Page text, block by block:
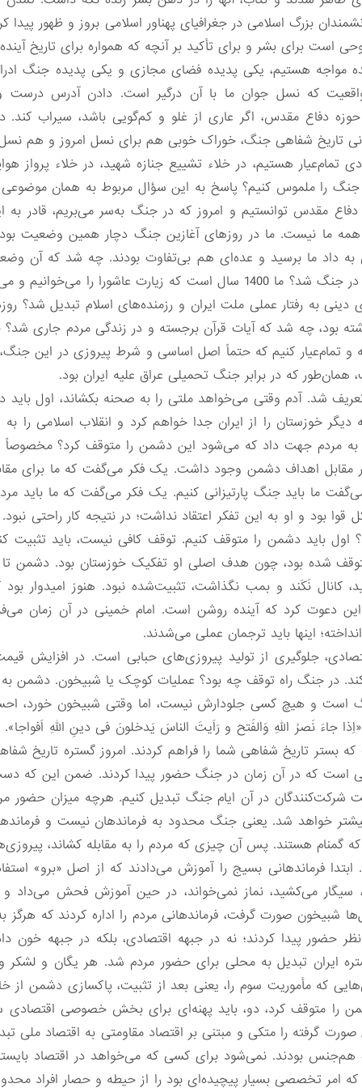
بزرگ اسلامی در جغرافیای پهناور اسلامی بروز و ظهور پیدا
است برای بشر و برای تأکید بر آنچه که همواره برای تاریخ‌
مواجه هستیم، یکی پدیده فضای مجازی و یکی پدیده جنگ
که نسل جوان ما با آن درگیر است. دادن آدرس درست
دفاع مقدس، اگر عاری از غلو و کم‌گویی باشد، سیراب کند.
تاریخ شفاهی جنگ، خوراک خوبی هم برای نسل امروز و هم
تمام‌عیار هستیم، در خلاء تشییع جنازه شهید، در خلاء
را ملموس کنیم؟ پاسخ به این سؤال مربوط به همان
مقدس توانستیم و امروز که در جنگ به‌سر می‌بریم، قادر به
ما نیست. ما در روزهای آغازین جنگ دچار همین وضعیت
داد ما برسید و عده‌ای هم بی‌تفاوت بودند. چه شد که آن
داد؟ چه شد که ایثار محور حضور مردم در جنگ شد؟ ما 1400 سال است که
انقلاب نگذشته بود، چه شد که آیات قرآن برجسته و در زندگی مردم
و تمام‌عیار کنیم که حتماً اصل اساسی و شرط پیروزی در این
که در برابر جنگ تحمیلی عراق علیه ایران بود.
شد. آدم وقتی می‌خواهد ملتی را به صحنه بکشاند، اول
خوزستان را از ایران جدا خواهم کرد و انقلاب اسلامی
و به مردم جهت داد که می‌شود این دشمن را متوقف کرد؟
مقابل اهداف دشمن وجود داشت. یک فکر می‌گفت که ما برای
ما باید جنگ پارتیزانی کنیم. یک فکر می‌گفت که ما باید
قوا بود و او به این تفکر اعتقاد نداشت؛ در نتیجه کار راحتی
اول باید دشمن را متوقف کنیم. توقف کافی نیست، باید
شده بود، چون هدف اصلی او تفکیک خوزستان بود. دشمن تا
کانال نَکَند و بمب نگذاشت، تثبیت‌شده نبود. هنوز امیدوار
این دعوت کرد که آینده روشن است. امام خمینی در آن زمان
اینها باید ترجمان عملی می‌شدند.
جلوگیری از تولید پیروزی‌های حبابی است. در افزایش
کند. در جنگ راه توقف چه بود؟ عملیات کوچک یا شبیخون.
است و هیچ کسی جلودارش نیست، اما وقتی شبیخون خورد،
جاءَ نَصرُ اللهِ وَالفَتح و رَاَیتَ الناسَ یَدخلونَ فی دینِ اللهِ
تاریخ شفاهی شما را فراهم کردند. امروز گستره تاریخ
است که در آن زمان در جنگ حضور پیدا کردند. ضمن این که
شرکت‌کنندگان در آن ایام جنگ تبدیل کنیم. هرچه میزان حضور
خواهد شد. یعنی جنگ محدود به فرماندهان نیست و
که گمنام هستند. پس آن چیزی که مردم را به مقابله کشاند،
فرماندهانی بسیج را آموزش می‌دادند که از اصل «برو»
سیگار می‌کشید، نماز نمی‌خواند، در حین آموزش فحش
شبیخون صورت گرفت، فرماندهانی مردم را اداره کردند که هرگز به
حضور پیدا کردند؛ نه در جبهه اقتصادی، بلکه در جبهه خون
ایران تبدیل به محلی برای حضور مردم شد. هر یگان و لشکر
که مأموریت سوم را، یعنی بعد از تثبیت، پاکسازی دشمن از
متوقف کرد، دو، باید پهنه‌ای برای بخش خصوصی اقتصادی
گرفته را متکی و مبتنی بر اقتصاد مقاومتی به اقتصاد ملی
هم‌جنس بودند. نمی‌شود برای کسی که می‌خواهد در اقتصاد
که امر تخصصی بسیار پیچیده‌ای بود را از حیطه و حصار افراد